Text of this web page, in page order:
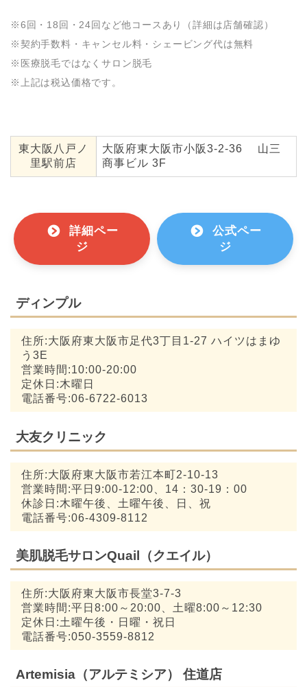
※6回・18回・24回など他コースあり（詳細は店舗確認）
※契約手数料・キャンセル料・シェービング代は無料
※医療脱毛ではなくサロン脱毛
※上記は税込価格です。
東大阪八戸ノ
里駅前店
大阪府東大阪市小阪3-2-36 山三
商事ビル 3F
詳細ペー
ジ
公式ペー
ジ
ディンプル
住所:大阪府東大阪市足代3丁目1-27 ハイツはまゆ
う3E
営業時間:10:00-20:00
定休日:木曜日
電話番号:06-6722-6013
大友クリニック
住所:大阪府東大阪市若江本町2-10-13
営業時間:平日9:00-12:00、14：30-19：00
休診日:木曜午後、土曜午後、日、祝
電話番号:06-4309-8112
美肌脱毛サロンQuail（クエイル）
住所:大阪府東大阪市長堂3-7-3
営業時間:平日8:00～20:00、土曜8:00～12:30
定休日:土曜午後・日曜・祝日
電話番号:050-3559-8812
Artemisia（アルテミシア） 住道店